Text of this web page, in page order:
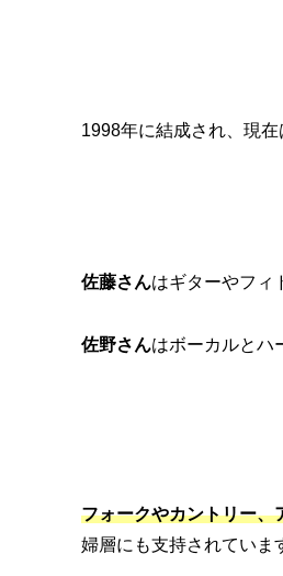
1998年に結成され、現在
佐藤さんはギターやフィ
佐野さんはボーカルとハ
フォークやカントリー、
婦層にも支持されていま